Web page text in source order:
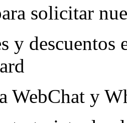
solicitar
y
WebChat y